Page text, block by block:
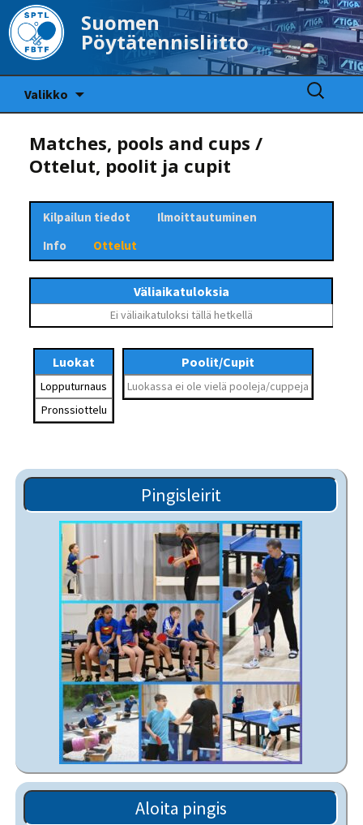
Suomen
Pöytätennisliitto
Valikko
Haku:
Matches, pools and cups /
Ottelut, poolit ja cupit
Kilpailun tiedot
Ilmoittautuminen
Info
Ottelut
Väliaikatuloksia
Ei väliaikatuloksi tällä hetkellä
Luokat
Lopputurnaus
Pronssiottelu
Poolit/Cupit
Luokassa ei ole vielä pooleja/cuppeja
Pingisleirit
Aloita pingis